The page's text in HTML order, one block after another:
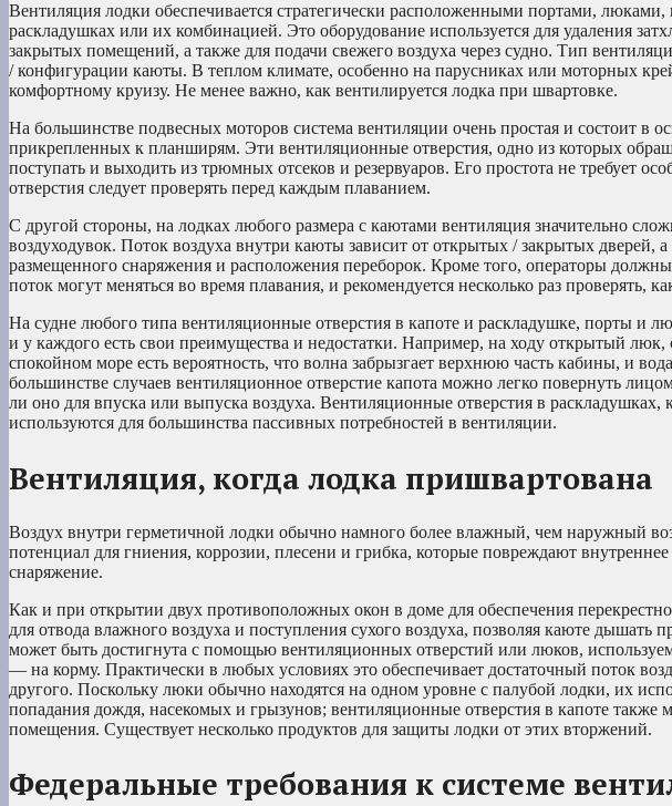
Вентиляция лодки обеспечивается стратегически расположенными портами,
раскладушках или их комбинацией. Это оборудование используется для удаления
закрытых помещений, а также для подачи свежего воздуха через судно. Тип
/ конфигурации каюты. В теплом климате, особенно на парусниках или моторных
комфортному круизу. Не менее важно, как вентилируется лодка при швартовке.
На большинстве подвесных моторов система вентиляции очень простая и состоит в
прикрепленных к планширям. Эти вентиляционные отверстия, одно из которых
поступать и выходить из трюмных отсеков и резервуаров. Его простота не требует
отверстия следует проверять перед каждым плаванием.
С другой стороны, на лодках любого размера с каютами вентиляция значительно
воздуходувок. Поток воздуха внутри каюты зависит от открытых / закрытых дверей,
размещенного снаряжения и расположения переборок. Кроме того, операторы
поток могут меняться во время плавания, и рекомендуется несколько раз проверять,
На судне любого типа вентиляционные отверстия в капоте и раскладушке, порты и
и у каждого есть свои преимущества и недостатки. Например, на ходу открытый
спокойном море есть вероятность, что волна забрызгает верхнюю часть кабины, и
большинстве случаев вентиляционное отверстие капота можно легко повернуть
ли оно для впуска или выпуска воздуха. Вентиляционные отверстия в
используются для большинства пассивных потребностей в вентиляции.
Вентиляция, когда лодка пришвартована
Воздух внутри герметичной лодки обычно намного более влажный, чем наружный
потенциал для гниения, коррозии, плесени и грибка, которые повреждают
снаряжение.
Как и при открытии двух противоположных окон в доме для обеспечения
для отвода влажного воздуха и поступления сухого воздуха, позволяя каюте
может быть достигнута с помощью вентиляционных отверстий или люков,
— на корму. Практически в любых условиях это обеспечивает достаточный поток
другого. Поскольку люки обычно находятся на одном уровне с палубой лодки, их
попадания дождя, насекомых и грызунов; вентиляционные отверстия в капоте также
помещения. Существует несколько продуктов для защиты лодки от этих вторжений.
Федеральные требования к системе